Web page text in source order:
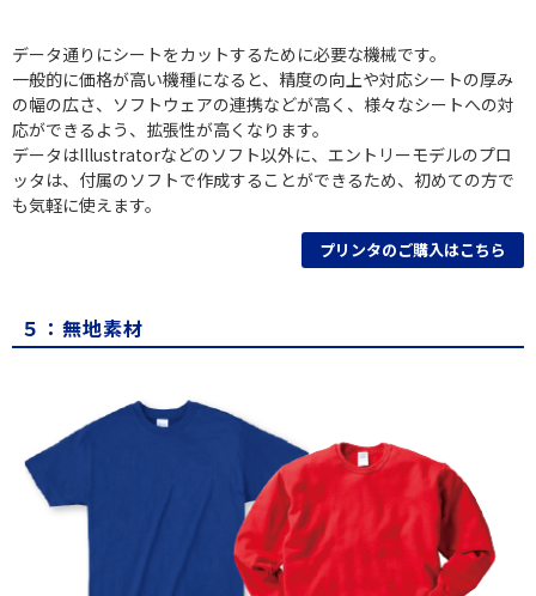
データ通りにシートをカットするために必要な機械です。
一般的に価格が高い機種になると、精度の向上や対応シートの厚み
の幅の広さ、ソフトウェアの連携などが高く、様々なシートへの対
応ができるよう、拡張性が高くなります。
データはIllustratorなどのソフト以外に、エントリーモデルのプロ
ッタは、付属のソフトで作成することができるため、初めての方で
も気軽に使えます。
プリンタのご購入はこちら
５：無地素材